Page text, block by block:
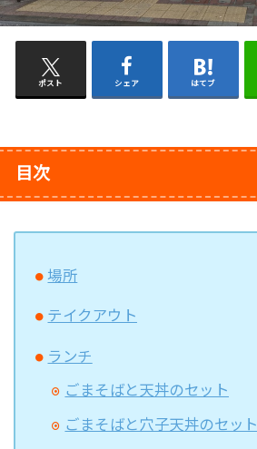
ポスト シェア はてブ
目次
場所
テイクアウト
ランチ
ごまそばと天丼のセット
ごまそばと穴子天丼のセット